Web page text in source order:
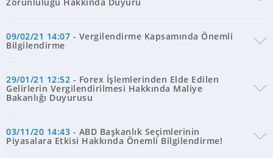
09/02/21 14:07 - Vergilendirme Kapsamında Önemli
Bilgilendirme
29/01/21 12:52 - Forex İşlemlerinden Elde Edilen
Gelirlerin Vergilendirilmesi Hakkında Maliye
Bakanlığı Duyurusu
03/11/20 14:43 - ABD Başkanlık Seçimlerinin
Piyasalara Etkisi Hakkında Önemli Bilgilendirme!